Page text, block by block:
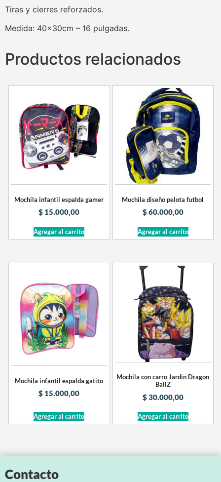
Tiras y cierres reforzados.
Medida: 40x30cm – 16 pulgadas.
Productos relacionados
Mochila infantil espalda gamer
$ 15.000,00
Agregar al carrito
Mochila diseño pelota futbol
$60.000,00
Agregar al carrito
Mochila infantil espalda gatito
$ 15.000,00
Agregar al carrito
Mochila con carro Jardin Dragon
BallZ
$30.000,00
Agregar al carrito
Contacto